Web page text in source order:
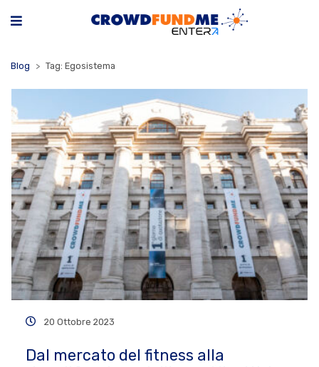
Blog Tag: Egosistema
20 Ottobre 2023
Dal mercato del fitness alla